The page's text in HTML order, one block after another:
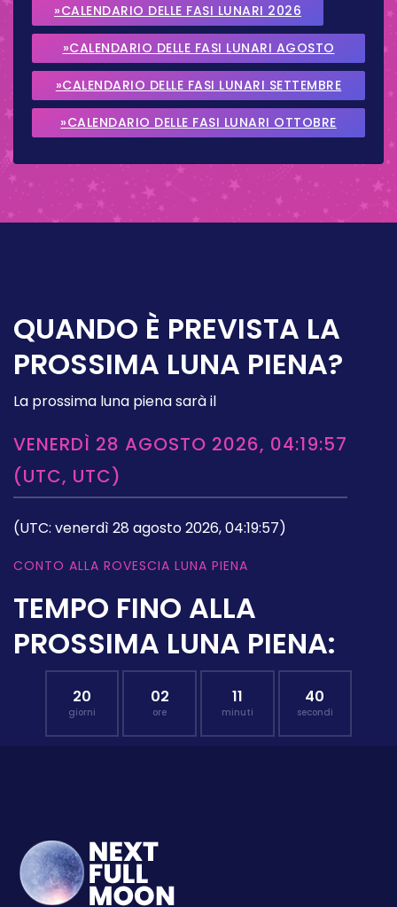
»CALENDARIO DELLE FASI LUNARI 2026
»CALENDARIO DELLE FASI LUNARI AGOSTO
2026
»CALENDARIO DELLE FASI LUNARI SETTEMBRE
2026
»CALENDARIO DELLE FASI LUNARI OTTOBRE
QUANDO È PREVISTA LA
PROSSIMA LUNA PIENA?
La prossima luna piena sarà il
VENERDÌ 28 AGOSTO 2026, 04:19:57
(UTC, UTC)
(UTC: venerdì 28 agosto 2026, 04:19:57)
CONTO ALLA ROVESCIA LUNA PIENA
TEMPO FINO ALLA
PROSSIMA LUNA PIENA:
20
giorni
02
ore
11
minuti
39
secondi